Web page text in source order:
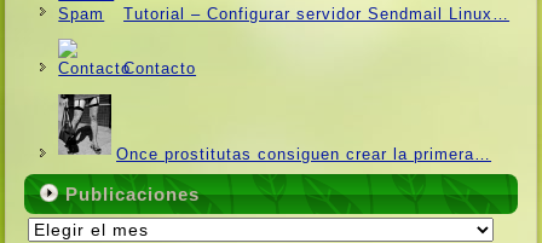
Tutorial – Configurar servidor Sendmail Linux…
Contacto
Once prostitutas consiguen crear la primera…
Publicaciones
Publicaciones